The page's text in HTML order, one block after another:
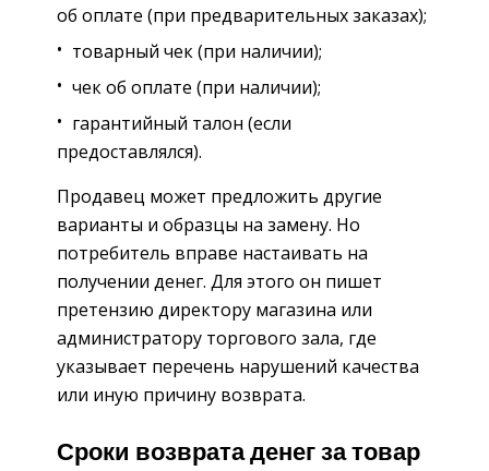
об оплате (при предварительных заказах);
товарный чек (при наличии);
чек об оплате (при наличии);
гарантийный талон (если
предоставлялся).
Продавец может предложить другие
варианты и образцы на замену. Но
потребитель вправе настаивать на
получении денег. Для этого он пишет
претензию директору магазина или
администратору торгового зала, где
указывает перечень нарушений качества
или иную причину возврата.
Сроки возврата денег за товар